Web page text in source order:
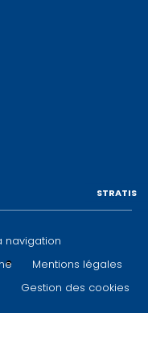
navigation
Mentions légales
Gestion des cookies
STRATIS